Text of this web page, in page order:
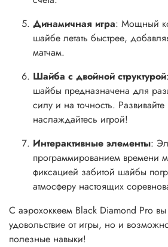
Динамичная игра: Мощный
шайбе летать быстрее,
матчам.
Шайба с двойной структурой
шайбы предназначена для
силу и на точность.
наслаждайтесь игрой!
Интерактивные элементы:
программированием времени
фиксацией забитой шайбы
атмосферу настоящих
С aэрохоккеем Black Diamond Pro вы
удовольствие от игры, но и
полезные навыки!